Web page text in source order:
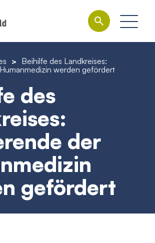
> Beihilfe des Landkreises:
werden gefördert
des
der
gefördert